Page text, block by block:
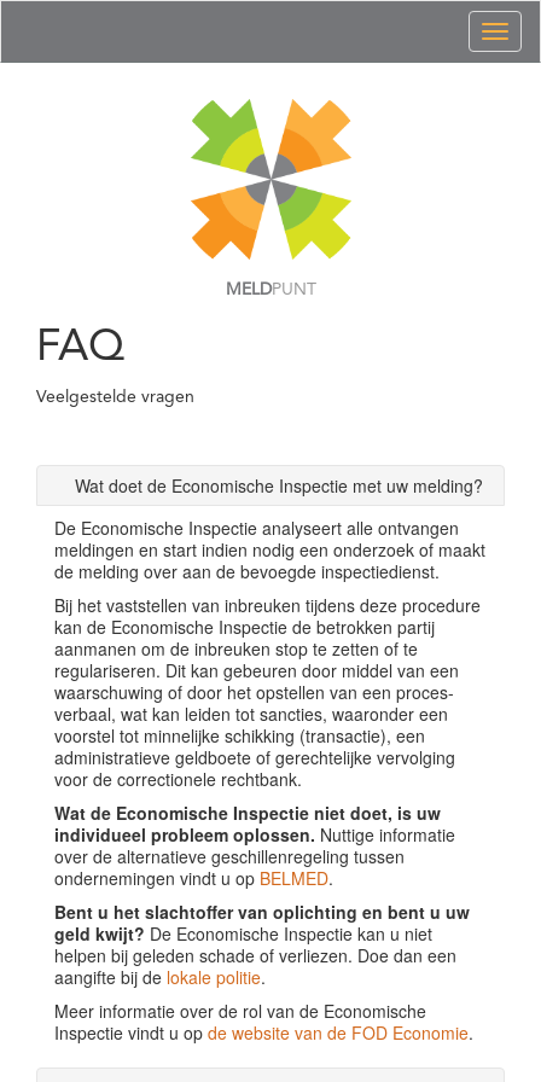
MELDPUNT
FAQ
Veelgestelde vragen
Wat doet de Economische Inspectie met uw melding?
De Economische Inspectie analyseert alle ontvangen
meldingen en start indien nodig een onderzoek of maakt
de melding over aan de bevoegde inspectiedienst.
Bij het vaststellen van inbreuken tijdens deze procedure
kan de Economische Inspectie de betrokken partij
aanmanen om de inbreuken stop te zetten of te
regulariseren. Dit kan gebeuren door middel van een
waarschuwing of door het opstellen van een proces-
verbaal, wat kan leiden tot sancties, waaronder een
voorstel tot minnelijke schikking (transactie), een
administratieve geldboete of gerechtelijke vervolging
voor de correctionele rechtbank.
Wat de Economische Inspectie niet doet, is uw
individueel probleem oplossen. Nuttige informatie
over de alternatieve geschillenregeling tussen
ondernemingen vindt u op BELMED.
Bent u het slachtoffer van oplichting en bent u uw
geld kwijt? De Economische Inspectie kan u niet
helpen bij geleden schade of verliezen. Doe dan een
aangifte bij de lokale politie.
Meer informatie over de rol van de Economische
Inspectie vindt u op de website van de FOD Economie.